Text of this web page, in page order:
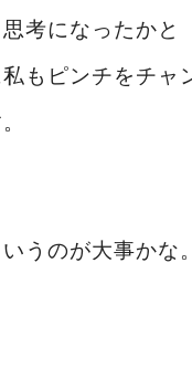
考になったかと
もピンチをチャ
うのが大事かな